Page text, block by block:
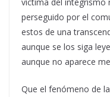
perseguido por el
estos de una
aunque se los siga
aunque no aparece
Que el fenómeno de